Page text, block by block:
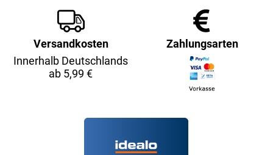
Versandkosten
Innerhalb Deutschlands
ab 5,99 €
Zahlungsarten